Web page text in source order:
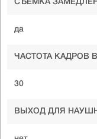
СЪЕМКА
да
ЧАСТОТА КАДРОВ
30
ВЫХОД ДЛЯ